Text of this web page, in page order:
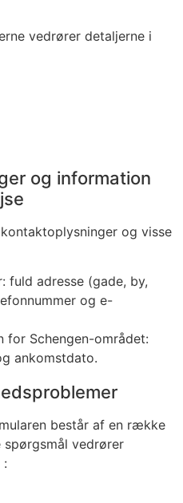
vedrører detaljerne i
og information
og visse
fuld adresse (gade, by,
og e-
for Schengen-området:
ankomstdato.
består af en række
spørgsmål vedrører
: